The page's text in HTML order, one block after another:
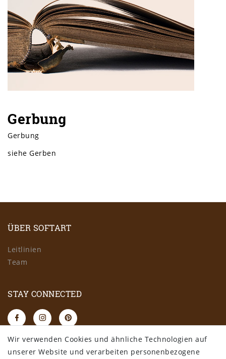
Gerbung
Gerbung
siehe Gerben
ÜBER SOFTART
Leitlinien
Team
STAY CONNECTED
RECHTLICHES
Wir verwenden Cookies und ähnliche Technologien auf
unserer Website und verarbeiten personenbezogene